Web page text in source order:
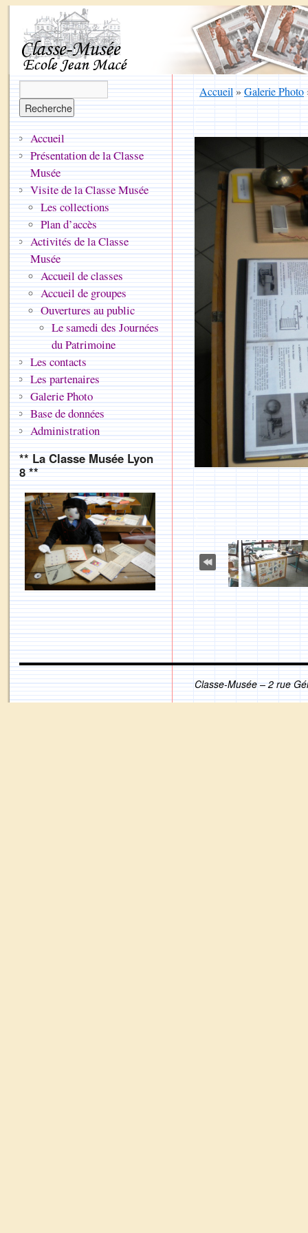
Accueil»Galerie Photo
Accueil
Présentation de la Classe
Musée
Visite de la Classe Musée
Les collections
Plan d’accès
Activités de la Classe
Musée
Accueil de classes
Accueil de groupes
Ouvertures au public
Le samedi des Journées
du Patrimoine
Les contacts
Les partenaires
Galerie Photo
Base de données
Administration
** La Classe Musée Lyon
8 **
Classe-Musée – 2 rue